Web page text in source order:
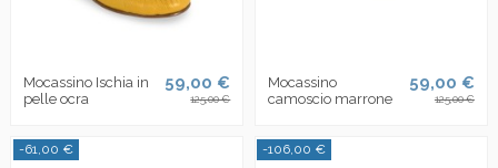
Mocassino Ischia in
pelle ocra
59,00 €
125,00 €
Mocassino
camoscio marrone
59,00 €
125,00 €
-61,00 € -106,00 €